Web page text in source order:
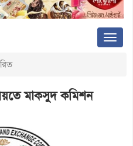
মাকসুদ কমিশন